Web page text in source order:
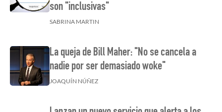
son "inclusivas"
SABRINA MARTIN
La queja de Bill Maher: "No se cancela a
nadie por ser demasiado woke"
JOAQUÍN NÚÑEZ